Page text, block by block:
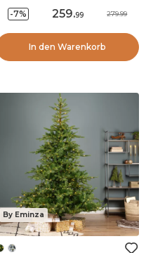
-7% 259.99 279.99
In den Warenkorb
By Eminza